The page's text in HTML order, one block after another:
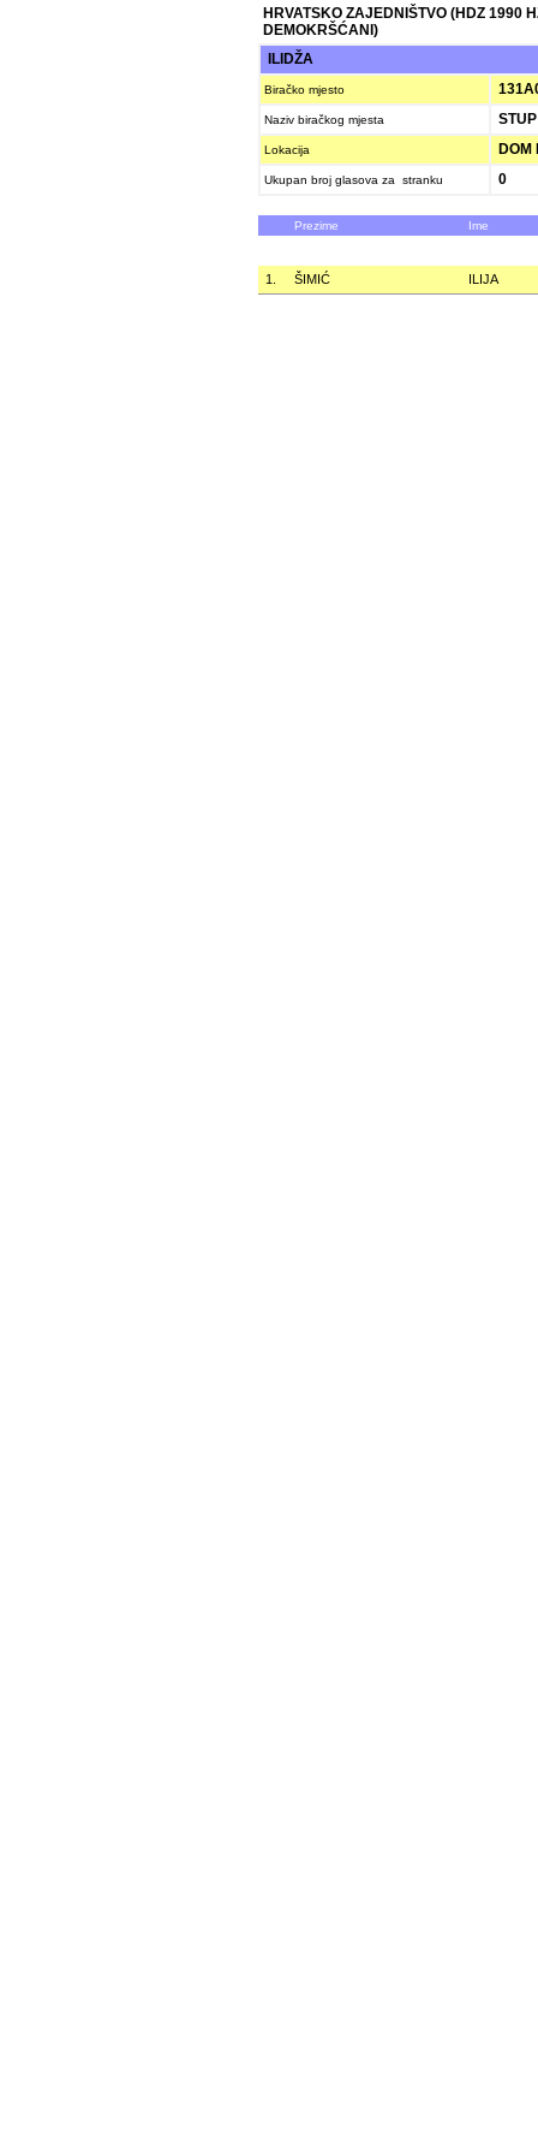
HRVATSKO ZAJEDNIŠTVO (HDZ 1990
DEMOKRŠĆANI)
ILIDŽA
Biračko mjesto
Naziv biračkog mjesta
Lokacija DOM
Ukupan broj glasova za stranku 0
Prezime Ime
1. ŠIMIĆ ILIJA